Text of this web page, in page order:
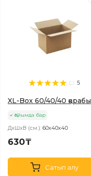
5
XL-Box 60/40/40 қорабы
Қойымда бар
ДхШхВ (см.): 60х40х40
630₸
Сатып алу